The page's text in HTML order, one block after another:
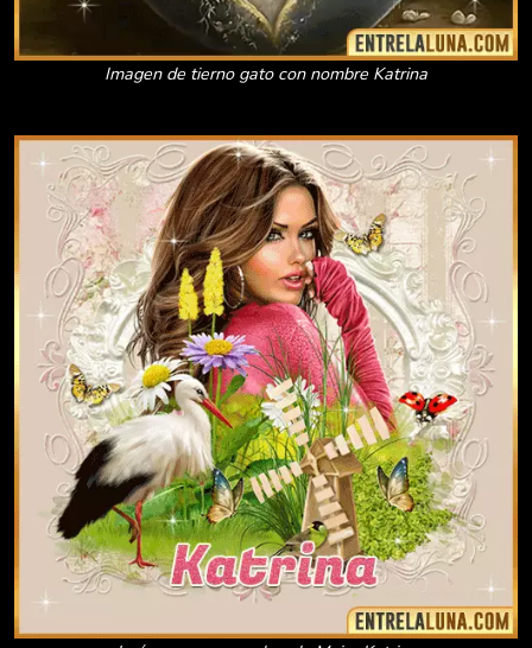
Imagen de tierno gato con nombre Katrina